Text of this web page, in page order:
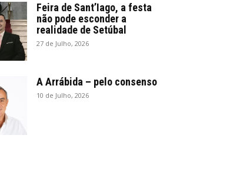
Feira de Sant’Iago, a festa
não pode esconder a
realidade de Setúbal
27 de Julho, 2026
A Arrábida – pelo consenso
10 de Julho, 2026